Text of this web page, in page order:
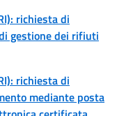
richiesta di
gestione dei rifiuti
richiesta di
mediante posta